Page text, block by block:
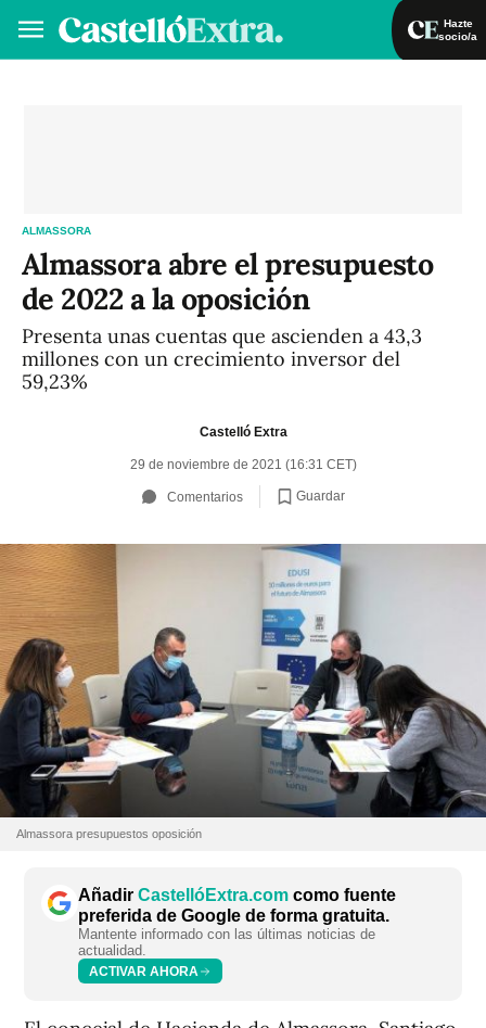
Hazte
socio/a
ALMASSORA
Almassora abre el presupuesto
de 2022 a la oposición
Presenta unas cuentas que ascienden a 43,3
millones con un crecimiento inversor del
59,23%
Castelló Extra
29 de noviembre de 2021 (16:31 CET)
Comentarios Guardar
Almassora presupuestos oposición
Añadir CastellóExtra.com como fuente
preferida de Google de forma gratuita.
Mantente informado con las últimas noticias de
actualidad.
ACTIVAR AHORA